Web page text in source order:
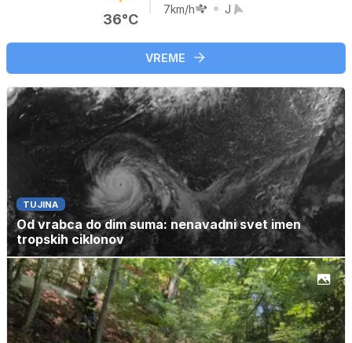
36°C
7km/h J
VREME
TUJINA
Od vrabca do dim suma: nenavadni svet imen
tropskih ciklonov